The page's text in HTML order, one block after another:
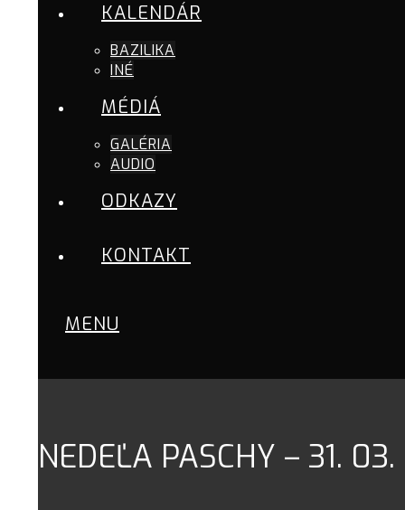
KALENDÁR
BAZILIKA
INÉ
MÉDIÁ
GALÉRIA
AUDIO
ODKAZY
KONTAKT
MENU
NEDEĽA PASCHY – 31.